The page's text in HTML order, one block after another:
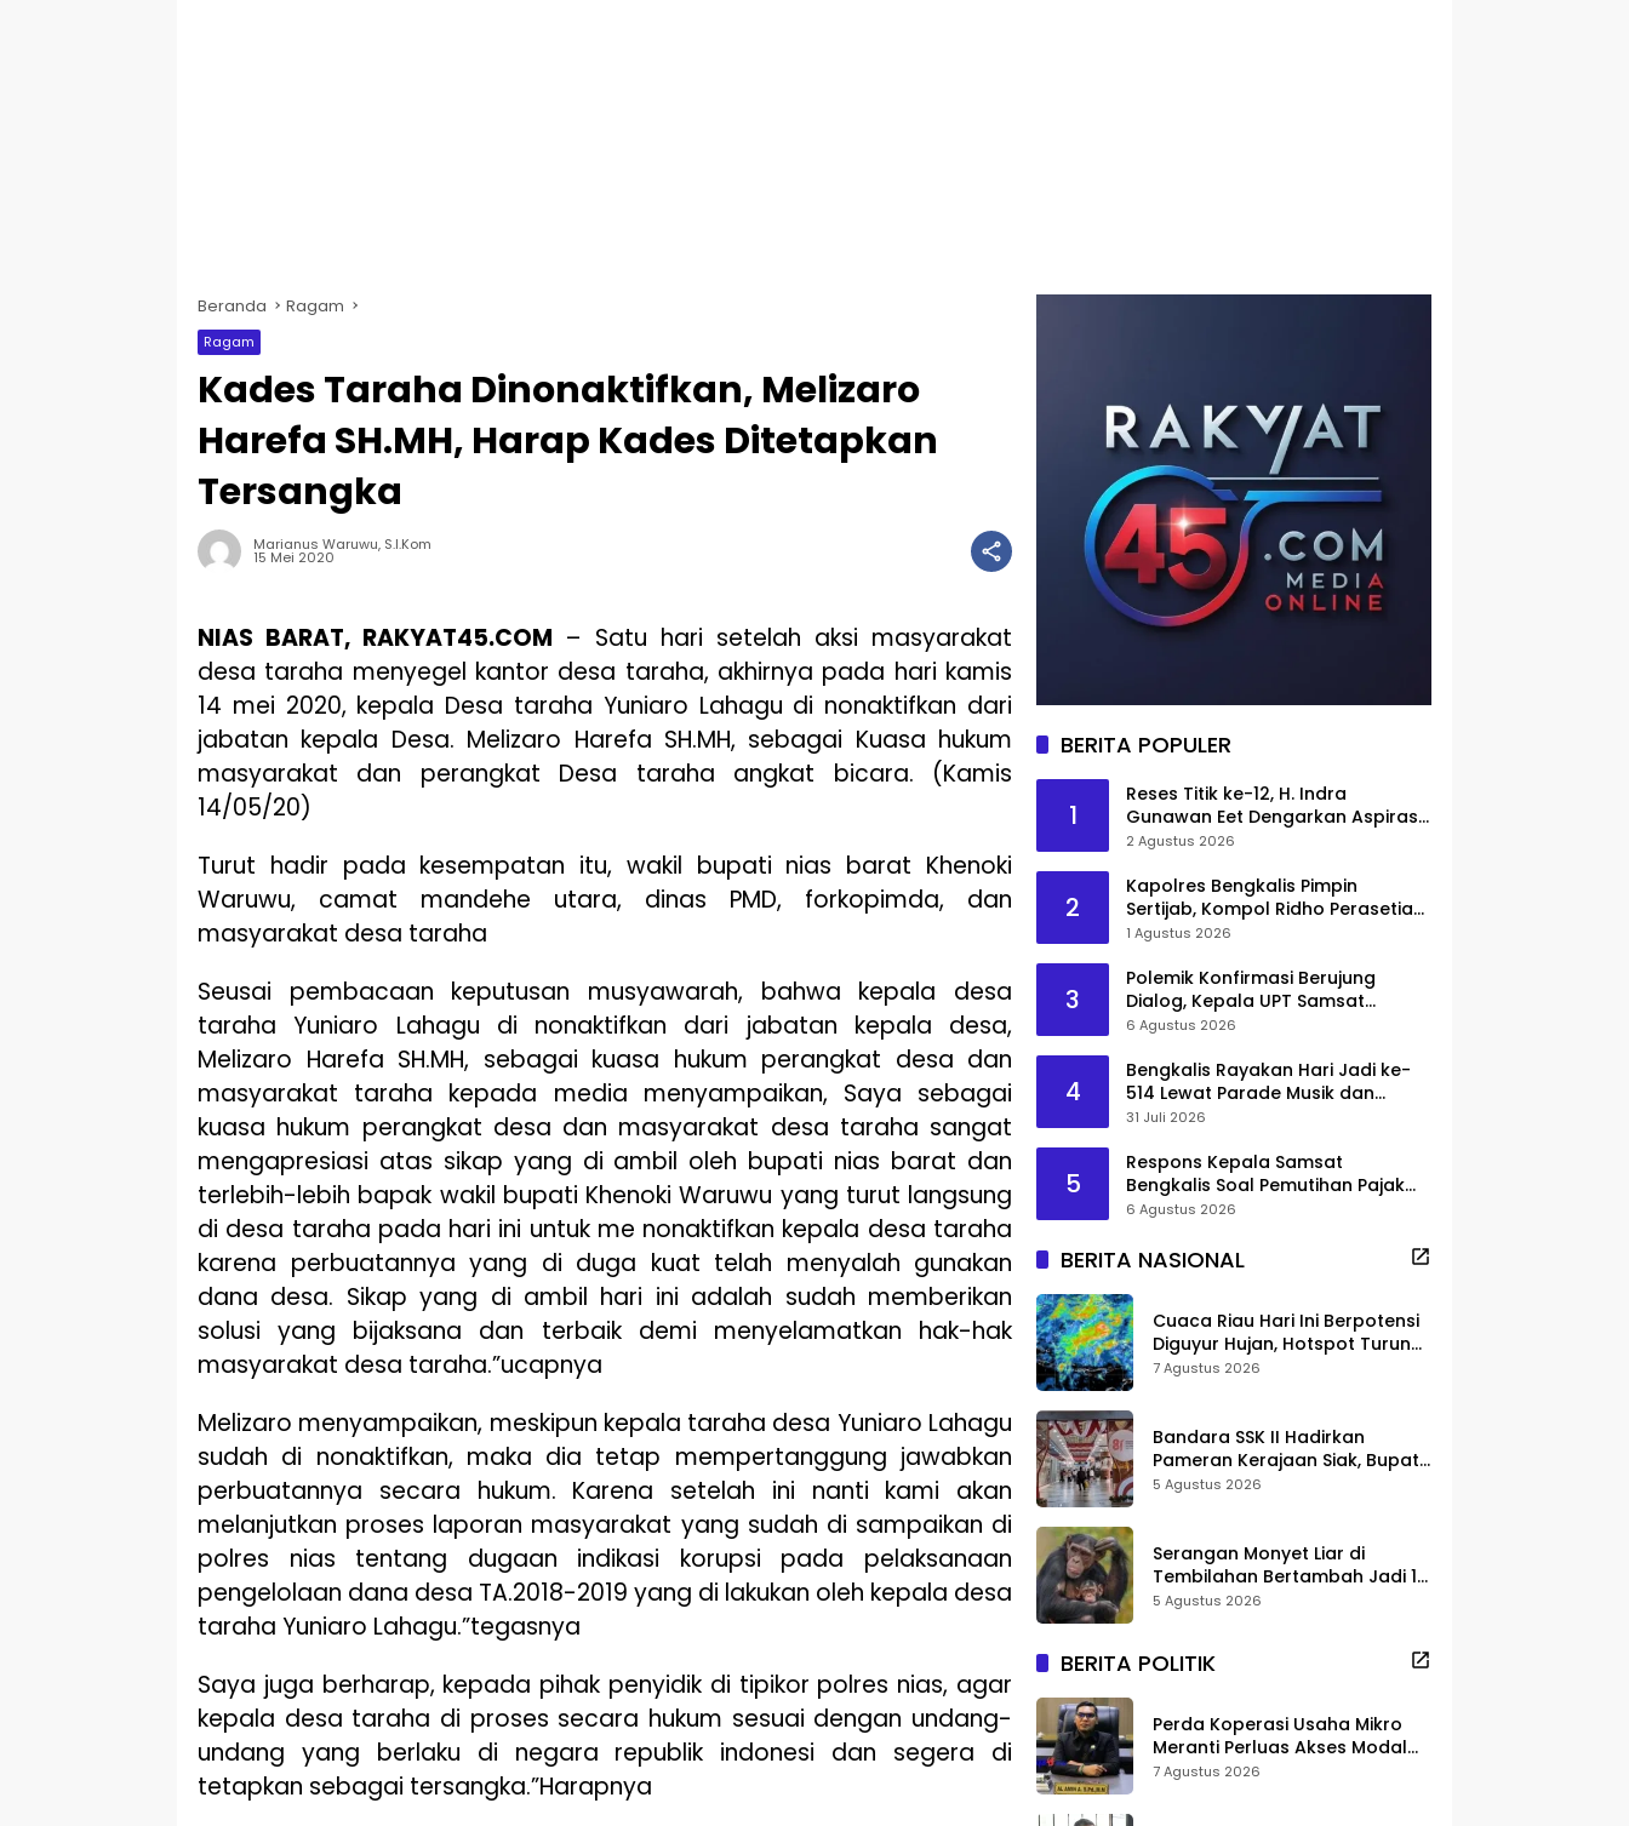
Beranda Ragam
Ragam
Kades Taraha Dinonaktifkan, Melizaro
Harefa SH.MH, Harap Kades Ditetapkan
Tersangka
Marianus Waruwu, S.I.Kom
15 Mei 2020
NIAS BARAT, RAKYAT45.COM – Satu hari setelah aksi masyarakat
desa taraha menyegel kantor desa taraha, akhirnya pada hari kamis
14 mei 2020, kepala Desa taraha Yuniaro Lahagu di nonaktifkan dari
jabatan kepala Desa. Melizaro Harefa SH.MH, sebagai Kuasa hukum
masyarakat dan perangkat Desa taraha angkat bicara. (Kamis
14/05/20)
Turut hadir pada kesempatan itu, wakil bupati nias barat Khenoki
Waruwu, camat mandehe utara, dinas PMD, forkopimda, dan
masyarakat desa taraha
Seusai pembacaan keputusan musyawarah, bahwa kepala desa
taraha Yuniaro Lahagu di nonaktifkan dari jabatan kepala desa,
Melizaro Harefa SH.MH, sebagai kuasa hukum perangkat desa dan
masyarakat taraha kepada media menyampaikan, Saya sebagai
kuasa hukum perangkat desa dan masyarakat desa taraha sangat
mengapresiasi atas sikap yang di ambil oleh bupati nias barat dan
terlebih-lebih bapak wakil bupati Khenoki Waruwu yang turut langsung
di desa taraha pada hari ini untuk me nonaktifkan kepala desa taraha
karena perbuatannya yang di duga kuat telah menyalah gunakan
dana desa. Sikap yang di ambil hari ini adalah sudah memberikan
solusi yang bijaksana dan terbaik demi menyelamatkan hak-hak
masyarakat desa taraha.”ucapnya
Melizaro menyampaikan, meskipun kepala taraha desa Yuniaro Lahagu
sudah di nonaktifkan, maka dia tetap mempertanggung jawabkan
perbuatannya secara hukum. Karena setelah ini nanti kami akan
melanjutkan proses laporan masyarakat yang sudah di sampaikan di
polres nias tentang dugaan indikasi korupsi pada pelaksanaan
pengelolaan dana desa TA.2018-2019 yang di lakukan oleh kepala desa
taraha Yuniaro Lahagu.”tegasnya
Saya juga berharap, kepada pihak penyidik di tipikor polres nias, agar
kepala desa taraha di proses secara hukum sesuai dengan undang-
undang yang berlaku di negara republik indonesi dan segera di
tetapkan sebagai tersangka.”Harapnya
BERITA POPULER
1
Reses Titik ke-12, H. Indra
Gunawan Eet Dengarkan Aspirasi
Senggoro
2 Agustus 2026
2
Kapolres Bengkalis Pimpin
Sertijab, Kompol Ridho Perasetia
Jadi Wakapolres
1 Agustus 2026
3
Polemik Konfirmasi Berujung
Dialog, Kepala UPT Samsat
Bengkalis Minta Maaf
6 Agustus 2026
4
Bengkalis Rayakan Hari Jadi ke-
514 Lewat Parade Musik dan
Pameran Kuliner
31 Juli 2026
5
Respons Kepala Samsat
Bengkalis Soal Pemutihan Pajak
Disorot
6 Agustus 2026
BERITA NASIONAL
Cuaca Riau Hari Ini Berpotensi
Diguyur Hujan, Hotspot Turun
Jadi 25 Titik
7 Agustus 2026
Bandara SSK II Hadirkan
Pameran Kerajaan Siak, Bupati
Afni: Jadi Ruang Edukasi
5 Agustus 2026
Serangan Monyet Liar di
Tembilahan Bertambah Jadi 16
Korban, DPKP Bantah Video
5 Agustus 2026
BERITA POLITIK
Perda Koperasi Usaha Mikro
Meranti Perluas Akses Modal
dan Pasar
7 Agustus 2026